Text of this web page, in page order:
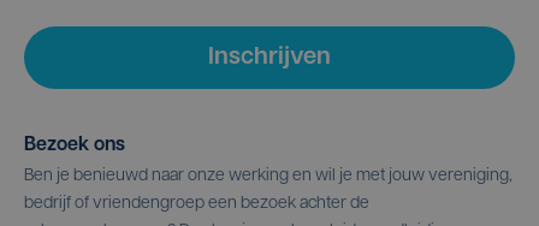
Inschrijven
Bezoek ons
Ben je benieuwd naar onze werking en wil je met jouw vereniging,
bedrijf of vriendengroep een bezoek achter de